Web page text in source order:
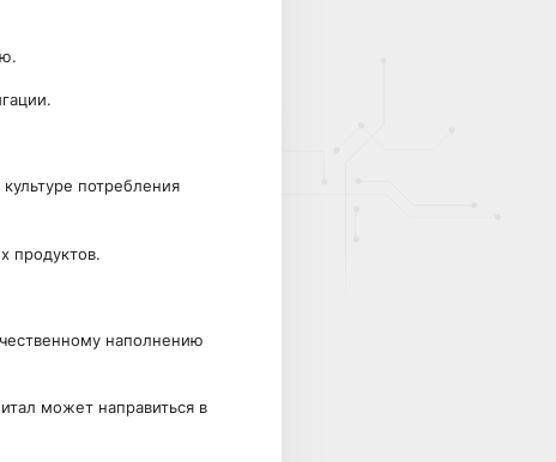
потребления
продуктов.
наполнению
может направиться в